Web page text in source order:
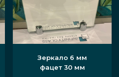
Зеркало 6 мм
фацет 30 мм